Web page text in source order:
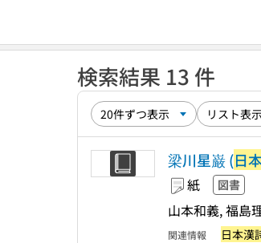
検索結果 13 件
梁川星巌 (日
紙 図書
山本和義, 福島
関連情報 日本漢